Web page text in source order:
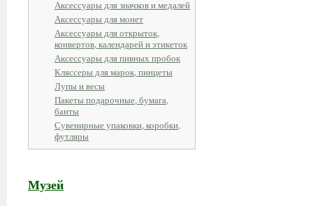
Аксессуары для значков и медалей
Аксессуары для монет
Аксессуары для открыток,
конвертов, календарей и этикеток
Аксессуары для пивных пробок
Кляссеры для марок, пинцеты
Лупы и весы
Пакеты подарочные, бумага,
банты
Сувенирные упаковки, коробки,
футляры
Музей